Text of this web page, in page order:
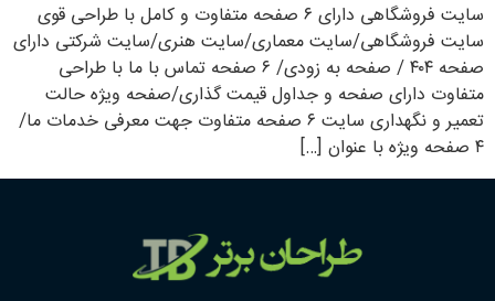
سایت فروشگاهی دارای ۶ صفحه متفاوت و کامل با طراحی قوی
سایت فروشگاهی/سایت معماری/سایت هنری/سایت شرکتی دارای
صفحه ۴۰۴ / صفحه به زودی/ ۶ صفحه تماس با ما با طراحی
متفاوت دارای صفحه و جداول قیمت گذاری/صفحه ویژه حالت
تعمیر و نگهداری سایت ۶ صفحه متفاوت جهت معرفی خدمات ما/
۴ صفحه ویژه با عنوان […]